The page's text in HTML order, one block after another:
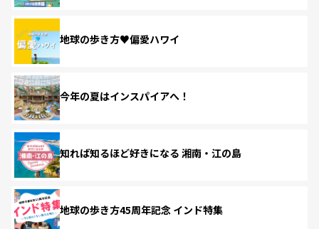
地球の歩き方♥偏愛ハワイ
今年の夏はインスパイアへ！
知れば知るほど好きになる 湘南・江の島
地球の歩き方45周年記念 インド特集